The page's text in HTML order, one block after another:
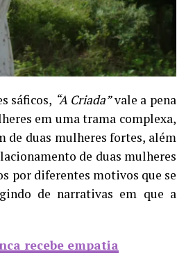
sáficos, “A Criada”vale a pena
em uma trama complexa,
de duas mulheres fortes, além
de duas mulheres
por diferentes motivos que se
de narrativas em que a
recebe empatia